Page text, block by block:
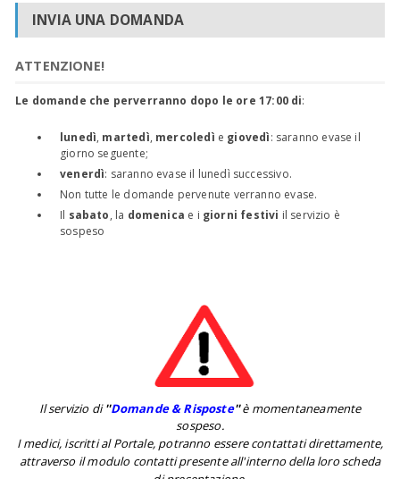
INVIA UNA DOMANDA
ATTENZIONE!
Le domande che perverranno dopo le ore 17:00 di:
lunedì, martedì, mercoledì e giovedì: saranno evase il
giorno seguente;
venerdì: saranno evase il lunedì successivo.
Non tutte le domande pervenute verranno evase.
Il sabato, la domenica e i giorni festivi il servizio è
sospeso
Il servizio di''Domande & Risposte''è momentaneamente
sospeso.
I medici, iscritti al Portale, potranno essere contattati direttamente,
attraverso il modulo contatti presente all'interno della loro scheda